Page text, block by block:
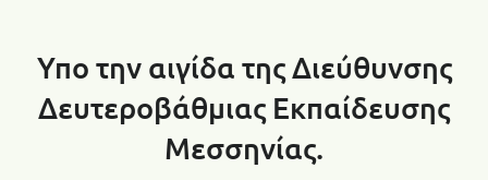
Υπο την αιγίδα της Διεύθυνσης
Δευτεροβάθμιας Εκπαίδευσης
Μεσσηνίας.